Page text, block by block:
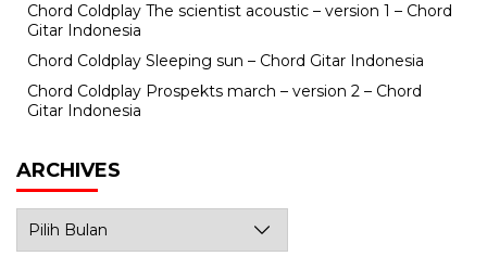
Chord Coldplay The scientist acoustic – version 1 – Chord
Gitar Indonesia
Chord Coldplay Sleeping sun – Chord Gitar Indonesia
Chord Coldplay Prospekts march – version 2 – Chord
Gitar Indonesia
ARCHIVES